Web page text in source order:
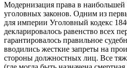
Модернизация права в наибольшей
уголовных законов. Одним из
для империи Уголовный кодекс
декларировалось равенство всех
гарантировалось правильное
вводились жесткие запреты на
стороны должностных лиц. Все